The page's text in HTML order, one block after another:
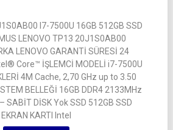
I7-7500U 16GB 512GB SSD
LENOVO TP13 20J1S0AB00
LENOVO GARANTİ SÜRESİ 24
Core™ İŞLEMCİ MODELİ i7-7500U
4M Cache, 2,70 GHz up to 3.50
BELLEĞİ 16GB DDR4 2133MHz
SABİT DİSK Yok SSD 512GB SSD
EKRAN KARTI Intel